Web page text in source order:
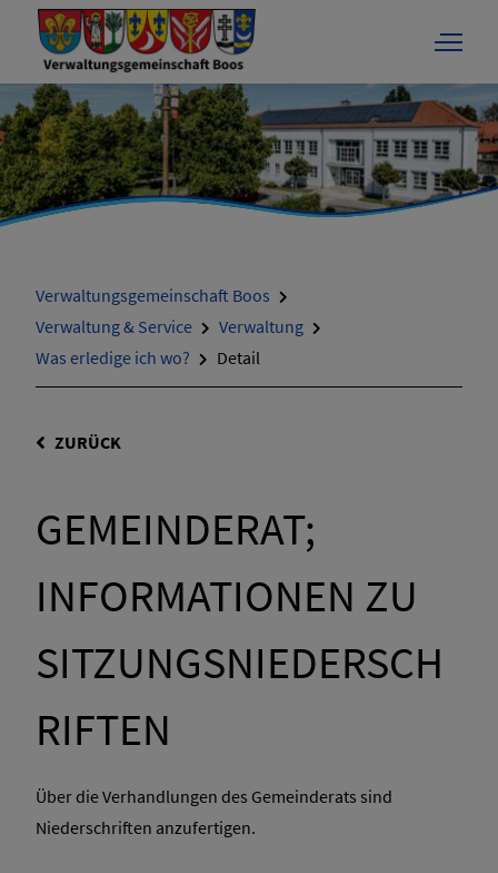
Verwaltungsgemeinschaft Boos
Verwaltung & Service
Verwaltung
Was erledige ich wo?
Detail
ZURÜCK
GEMEINDERAT;
INFORMATIONEN ZU
SITZUNGSNIEDERSCH
RIFTEN
Über die Verhandlungen des Gemeinderats sind
Niederschriften anzufertigen.